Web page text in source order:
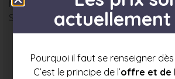
Nombre : 6
Surface moyenne : 78 m²
Prix mini
323 500 €
Prix moyen
348 500 € 373
actuellement
Pourquoi il faut se renseigner
C’est le principe de l’offre et de